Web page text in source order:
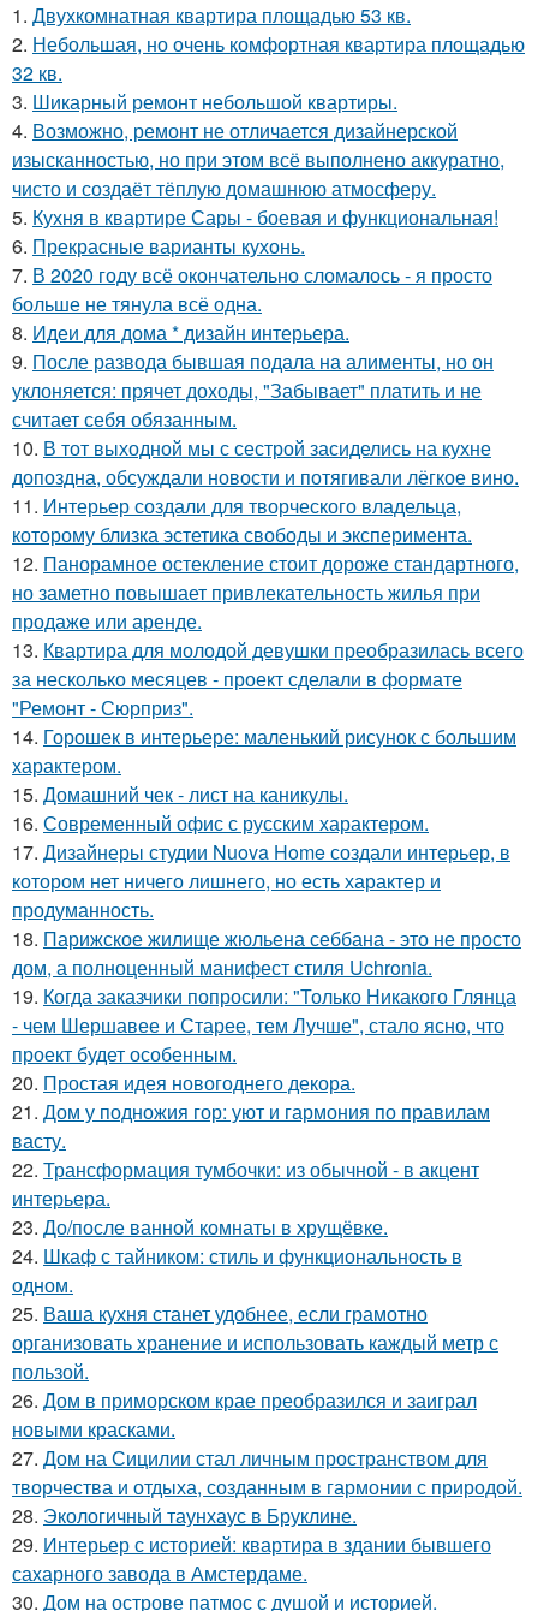
1. Двухкомнатная квартира площадью 53 кв.
2. Небольшая, но очень комфортная квартира площадью
32 кв.
3. Шикарный ремонт небольшой квартиры.
4. Возможно, ремонт не отличается дизайнерской
изысканностью, но при этом всё выполнено аккуратно,
чисто и создаёт тёплую домашнюю атмосферу.
5. Кухня в квартире Сары - боевая и функциональная!
6. Прекрасные варианты кухонь.
7. В 2020 году всё окончательно сломалось - я просто
больше не тянула всё одна.
8. Идеи для дома * дизайн интерьера.
9. После развода бывшая подала на алименты, но он
уклоняется: прячет доходы, "Забывает" платить и не
считает себя обязанным.
10. В тот выходной мы с сестрой засиделись на кухне
допоздна, обсуждали новости и потягивали лёгкое вино.
11. Интерьер создали для творческого владельца,
которому близка эстетика свободы и эксперимента.
12. Панорамное остекление стоит дороже стандартного,
но заметно повышает привлекательность жилья при
продаже или аренде.
13. Квартира для молодой девушки преобразилась всего
за несколько месяцев - проект сделали в формате
"Ремонт - Сюрприз".
14. Горошек в интерьере: маленький рисунок с большим
характером.
15. Домашний чек - лист на каникулы.
16. Современный офис с русским характером.
17. Дизайнеры студии Nuova Home создали интерьер, в
котором нет ничего лишнего, но есть характер и
продуманность.
18. Парижское жилище жюльена себбана - это не просто
дом, а полноценный манифест стиля Uchronia.
19. Когда заказчики попросили: "Только Никакого Глянца
- чем Шершавее и Старее, тем Лучше", стало ясно, что
проект будет особенным.
20. Простая идея новогоднего декора.
21. Дом у подножия гор: уют и гармония по правилам
васту.
22. Трансформация тумбочки: из обычной - в акцент
интерьера.
23. До/после ванной комнаты в хрущёвке.
24. Шкаф с тайником: стиль и функциональность в
одном.
25. Ваша кухня станет удобнее, если грамотно
организовать хранение и использовать каждый метр с
пользой.
26. Дом в приморском крае преобразился и заиграл
новыми красками.
27. Дом на Сицилии стал личным пространством для
творчества и отдыха, созданным в гармонии с природой.
28. Экологичный таунхаус в Бруклине.
29. Интерьер с историей: квартира в здании бывшего
сахарного завода в Амстердаме.
30. Дом на острове патмос с душой и историей.